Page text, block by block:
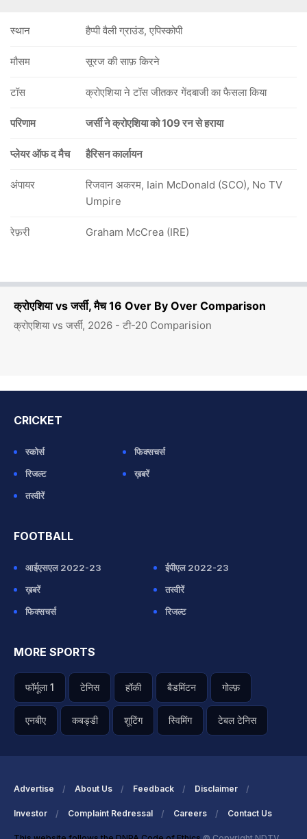
क्रोएशिया vs जर्सी, मैच 16 Over By Over Comparison
क्रोएशिया vs जर्सी, 2026 - टी-20 Comparision
स्थान हैप्पी वैली ग्राउंड, एपिस्कोपी
मौसम सूरज की साफ़ किरने
टॉस क्रोएशिया ने टॉस जीतकर गेंदबाजी का फैसला किया
परिणाम जर्सी ने क्रोएशिया को 109 रन से हराया
प्लेयर ऑफ द मैच हैरिसन कार्लायन
अंपायर
रिजवान अकरम, Iain McDonald (SCO), No TV
Umpire
रेफ़री Graham McCrea (IRE)
CRICKET
स्कोर्स
फिक्सचर्स
रिजल्ट
ख़बरें
तस्वीरें
FOOTBALL
आईएसएल 2022-23
ईपीएल 2022-23
ख़बरें
तस्वीरें
फिक्सचर्स
रिजल्ट
MORE SPORTS
फॉर्मूला 1 टेनिस हॉकी बैडमिंटन गोल्फ़
एनबीए कबड्डी शूटिंग स्विमिंग टेबल टेनिस
Advertise About Us Feedback Disclaimer
Investor Complaint Redressal Careers Contact Us